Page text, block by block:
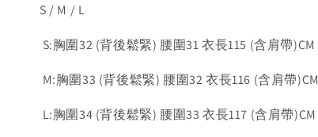
S / M / L
S:胸圍32 (背後鬆緊) 腰圍31 衣長115 (含肩帶)CM
M:胸圍33 (背後鬆緊) 腰圍32 衣長116 (含肩帶)CM
L:胸圍34 (背後鬆緊) 腰圍33 衣長117 (含肩帶)CM